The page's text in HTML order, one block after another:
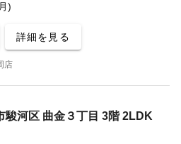
)
詳細を見る
店
駿河区 曲金３丁目 3階 2LDK